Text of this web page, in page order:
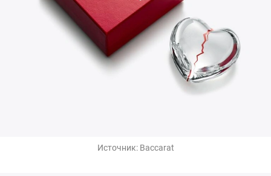
Источник: Baccarat